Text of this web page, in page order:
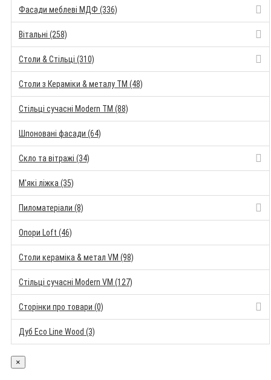
Фасади меблеві МДФ (336)
Вітальні (258)
Столи & Стільці (310)
Столи з Кераміки & металу TM (48)
Стільці сучасні Modern TM (88)
Шпоновані фасади (64)
Скло та вітражі (34)
М'які ліжка (35)
Пиломатеріали (8)
Опори Loft (46)
Столи кераміка & метал VM (98)
Стільці сучасні Modern VM (127)
Сторінки про товари (0)
Дуб Eco Line Wood (3)
×